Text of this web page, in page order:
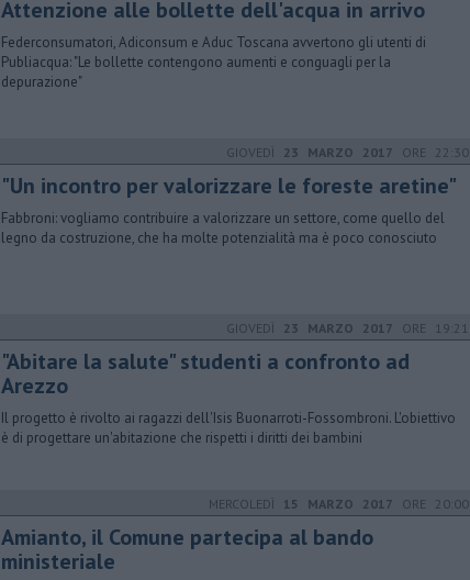
Attenzione alle bollette dell'acqua in arrivo
Federconsumatori, Adiconsum e Aduc Toscana avvertono gli utenti di
Publiacqua: "Le bollette contengono aumenti e conguagli per la
depurazione"
GIOVEDÌ 23 MARZO 2017 ORE 22:30
"Un incontro per valorizzare le foreste aretine"
Fabbroni: vogliamo contribuire a valorizzare un settore, come quello del
legno da costruzione, che ha molte potenzialità ma è poco conosciuto
GIOVEDÌ 23 MARZO 2017 ORE 19:21
"Abitare la salute" studenti a confronto ad
Arezzo
Il progetto è rivolto ai ragazzi dell'Isis Buonarroti-Fossombroni. L'obiettivo
è di progettare un'abitazione che rispetti i diritti dei bambini
MERCOLEDÌ 15 MARZO 2017 ORE 20:00
Amianto, il Comune partecipa al bando
ministeriale